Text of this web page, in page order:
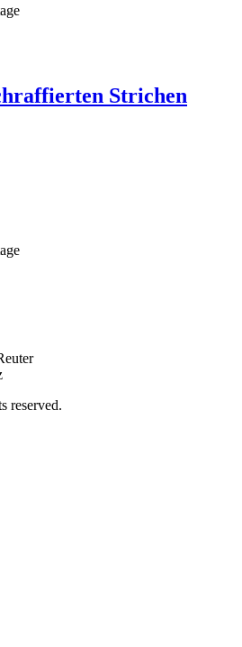
Strichen
reserved.